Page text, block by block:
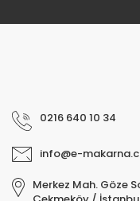
0216 640 10 34
info@e-
Merkez Mah. Göze